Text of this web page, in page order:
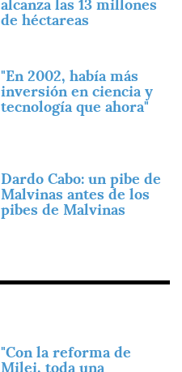
alcanza las 13 millones
de héctareas
"En 2002, había más
inversión en ciencia y
tecnología que ahora"
Dardo Cabo: un pibe de
Malvinas antes de los
pibes de Malvinas
"Con la reforma de
Milei, toda una